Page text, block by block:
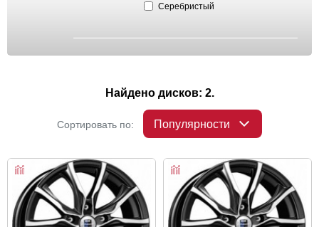
Серебристый
Найдено дисков: 2.
Сортировать по: Популярности